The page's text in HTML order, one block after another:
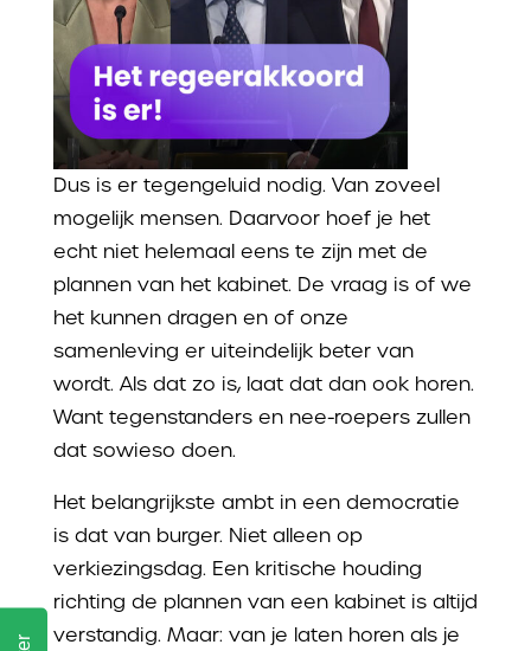
Dus is er tegengeluid nodig. Van zoveel
mogelijk mensen. Daarvoor hoef je het
echt niet helemaal eens te zijn met de
plannen van het kabinet. De vraag is of we
het kunnen dragen en of onze
samenleving er uiteindelijk beter van
wordt. Als dat zo is, laat dat dan ook horen.
Want tegenstanders en nee-roepers zullen
dat sowieso doen.
Het belangrijkste ambt in een democratie
is dat van burger. Niet alleen op
verkiezingsdag. Een kritische houding
richting de plannen van een kabinet is altijd
verstandig. Maar: van je laten horen als je